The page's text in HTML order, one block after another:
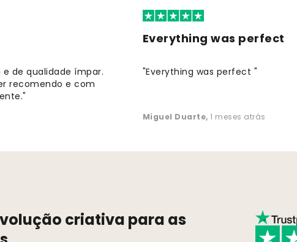
de qualidade ímpar.
recomendo e com
Everything was perfect
"Everything was perfect "
Miguel Duarte, 1 meses atrás
criativa para as